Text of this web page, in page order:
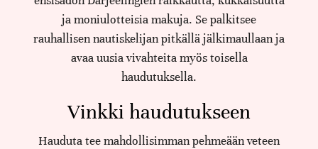
ja moniulotteisia makuja. Se palkitsee
rauhallisen nautiskelijan pitkällä jälkimaullaan ja
avaa uusia vivahteita myös toisella
haudutuksella.
Vinkki haudutukseen
Hauduta tee mahdollisimman pehmeään veteen